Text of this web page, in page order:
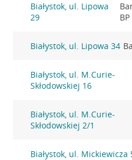
Białystok, ul. Lipowa
29
BP
Białystok, ul. Lipowa 34
Białystok, ul. M.Curie-
Skłodowskiej 16
Białystok, ul. M.Curie-
Skłodowskiej 2/1
Białystok, ul. Mickiewicza